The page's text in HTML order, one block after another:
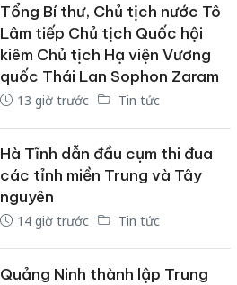
Tổng Bí thư, Chủ tịch nước Tô
Lâm tiếp Chủ tịch Quốc hội
kiêm Chủ tịch Hạ viện Vương
quốc Thái Lan Sophon Zaram
13 giờ trước Tin tức
Hà Tĩnh dẫn đầu cụm thi đua
các tỉnh miền Trung và Tây
nguyên
14 giờ trước Tin tức
Quảng Ninh thành lập Trung